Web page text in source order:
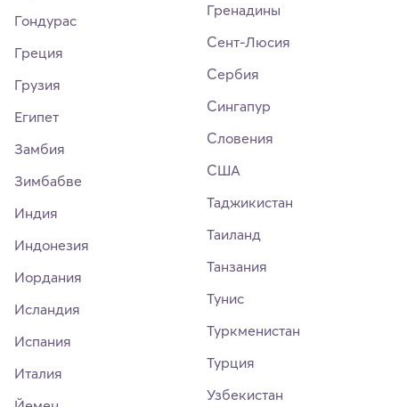
Гондурас
Греция
Грузия
Египет
Замбия
Зимбабве
Индия
Индонезия
Иордания
Исландия
Испания
Италия
Гренадины
Сент-Люсия
Сербия
Сингапур
Словения
США
Таджикистан
Таиланд
Танзания
Тунис
Туркменистан
Турция
Узбекистан